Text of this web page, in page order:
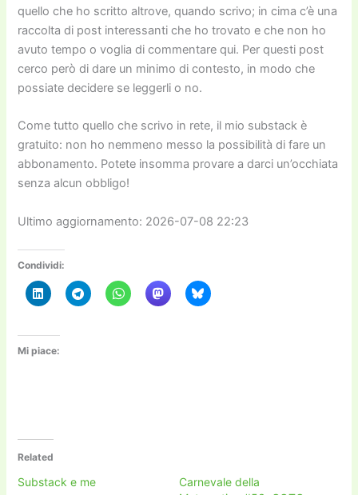
quello che ho scritto altrove, quando scrivo; in cima c’è una
raccolta di post interessanti che ho trovato e che non ho
avuto tempo o voglia di commentare qui. Per questi post
cerco però di dare un minimo di contesto, in modo che
possiate decidere se leggerli o no.
Come tutto quello che scrivo in rete, il mio substack è
gratuito: non ho nemmeno messo la possibilità di fare un
abbonamento. Potete insomma provare a darci un’occhiata
senza alcun obbligo!
Ultimo aggiornamento: 2026-07-08 22:23
Condividi:
Mi piace:
Related
Substack e me
Carnevale della